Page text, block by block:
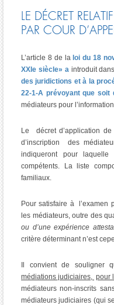
LE DÉCRET
PAR COUR
L’article 8 de la loi du 18
XXIe siècle» a introduit
des juridictions et à la
22-1-A prévoyant que soit
médiateurs pour
Le décret d’application
d’inscription des
indiqueront pour
compétents. La liste
familiaux.
Pour satisfaire à l’examen
les médiateurs, outre des
ou d’une expérience
critère déterminant n’est
Il convient de souligner
médiations judiciaires, pour
médiateurs non-inscrits
médiateurs judiciaires (qui